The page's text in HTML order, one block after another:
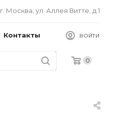
г. Москва, ул. Аллея Витте, д.1
Контакты ВОЙТИ
0